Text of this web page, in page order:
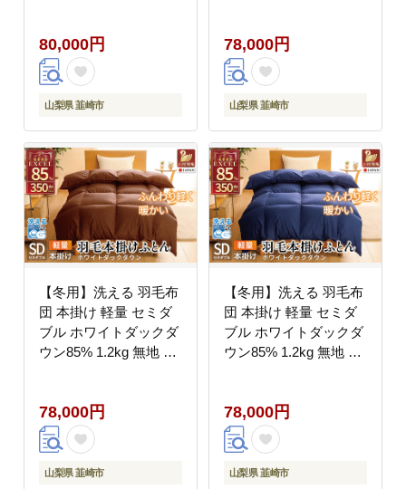
20745414] 合い掛け 軽
い羽毛 布団 コインラン
ドリー 掛け布団 ダウン
かけ布団 ふとん 羽毛ふ
ルゴールドラベル
80,000円
山梨県 韮崎市
マンションタイプ 軽い
コインランドリー 掛け
布団 ダウンかけ布団 ふ
とん 羽毛ふとん 本掛け
ールドラベル
78,000円
山梨県 韮崎市
【冬用】洗える 羽毛布
団 本掛け 軽量 セミダ
ブル ホワイトダックダ
ウン85% 1.2kg 無地 ブ
20745432] マンション
タイプ 軽い コインラン
ドリー 掛け布団 ダウン
かけ布団 ふとん 羽毛ふ
78,000円
山梨県 韮崎市
【冬用】洗える 羽毛布
団 本掛け 軽量 セミダ
ブル ホワイトダックダ
ウン85% 1.2kg 無地 ネ
20745435] マンション
タイプ 軽い コインラン
ドリー 掛け布団 ダウン
かけ布団 ふとん 羽毛ふ
78,000円
山梨県 韮崎市